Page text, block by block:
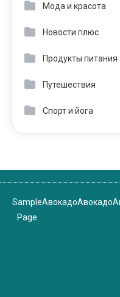
Мода и красота
Новости плюс
Продукты питания
Путешествия
Спорт и йога
Sample
Page
АвокадоАвокадо